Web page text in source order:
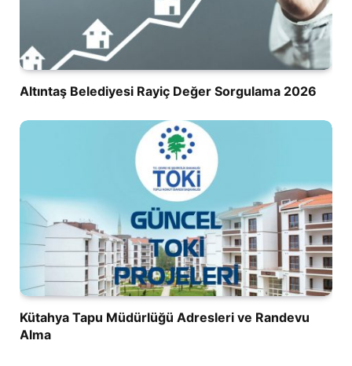
Altıntaş Belediyesi Rayiç Değer Sorgulama 2026
Kütahya Tapu Müdürlüğü Adresleri ve Randevu
Alma